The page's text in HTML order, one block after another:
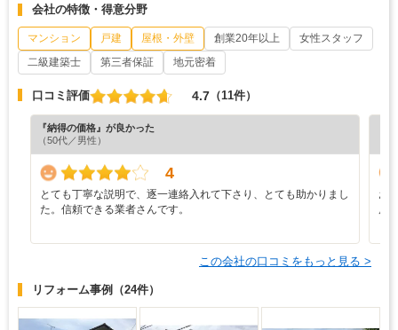
会社の特徴・得意分野
マンション 戸建 屋根・外壁 創業20年以上
女性スタッフ
二級建築士
第三者保証 地元密着
口コミ評価 4.7 （11件）
『納得の価格』が良かった
（50代／男性）
4
とても丁寧な説明で、逐一連絡入れて下さり、とても助かりまし
た。信頼できる業者さんです。
お
展
この会社の口コミをもっと見る >
リフォーム事例 （24件）